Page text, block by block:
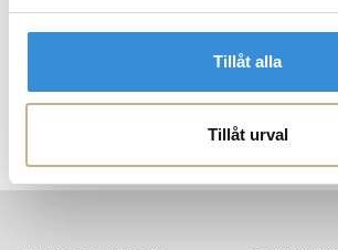
Tillåt alla
Tillåt urval
Spegel - Rotating Mirror Full